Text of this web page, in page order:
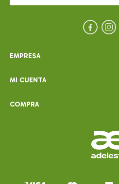
EMPRESA
MI CUENTA
COMPRA
 